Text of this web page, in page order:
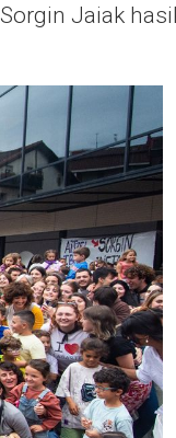
Jaiak